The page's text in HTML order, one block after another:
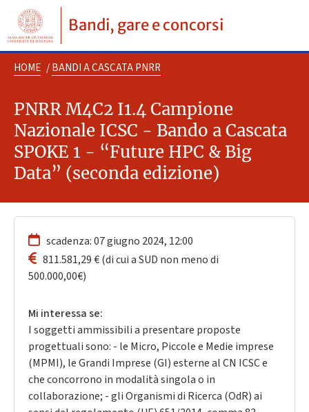
Bandi, gare e concorsi
HOME / BANDI A CASCATA PNRR
PNRR M4C2 I1.4 Campione
Nazionale ICSC - Bando a Cascata
SPOKE 1 - “Future HPC & Big
Data” (seconda edizione)
scadenza: 07 giugno 2024, 12:00
811.581,29 € (di cui a SUD non meno di
500.000,00€)
Mi interessa se:
I soggetti ammissibili a presentare proposte
progettuali sono: - le Micro, Piccole e Medie imprese
(MPMI), le Grandi Imprese (GI) esterne al CN ICSC e
che concorrono in modalità singola o in
collaborazione; - gli Organismi di Ricerca (OdR) ai